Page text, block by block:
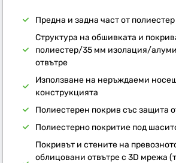
Предна и задна част от
Структура на обшивката и
полиестер/35 мм изолация/
отвътре
Използване на неръждаеми
конструкцията
Полиестерен покрив със защита
Полиестерно покритие под
Покривът и стените на
облицовани отвътре с 3D мрежа